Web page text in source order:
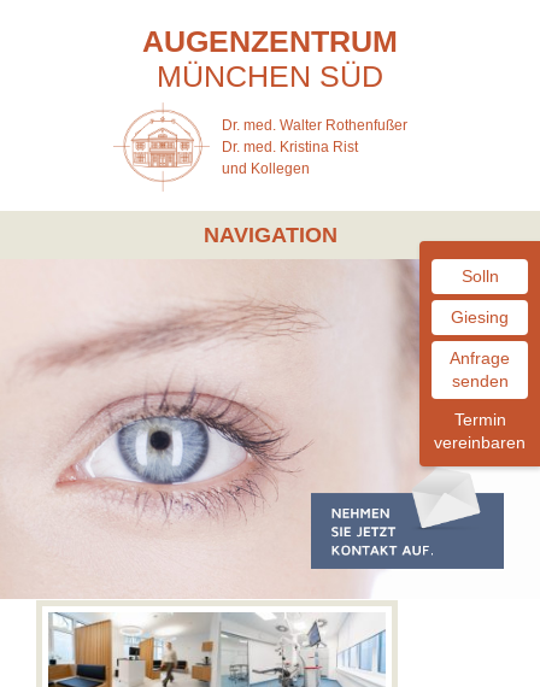
AUGENZENTRUM
MÜNCHEN SÜD
Dr. med. Walter Rothenfußer
Dr. med. Kristina Rist
und Kollegen
NAVIGATION
Solln
Giesing
Anfrage
senden
Termin
vereinbaren